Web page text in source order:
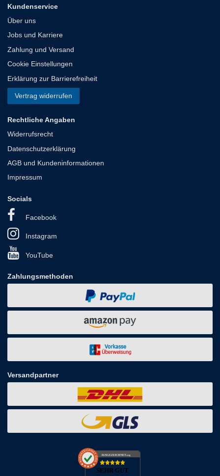
Kundenservice
Über uns
Jobs und Karriere
Zahlung und Versand
Cookie Einstellungen
Erklärung zur Barrierefreiheit
Vertrag widerrufen
Rechtliche Angaben
Widerrufsrecht
Datenschutzerklärung
AGB und Kundeninformationen
Impressum
Socials
Facebook
Instagram
YouTube
Zahlungsmethoden
Versandpartner
AUSGEZEICHNET.org
SEHR GUT